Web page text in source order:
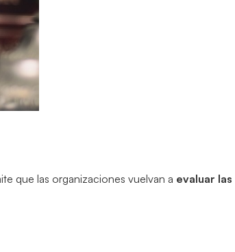
que las organizaciones vuelvan a evaluar las